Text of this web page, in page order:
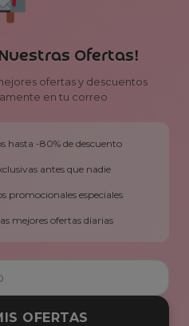
Ofertas!
ofertas y descuentos
en tu correo
hasta -80% de descuento
antes que nadie
promocionales especiales
mejores ofertas diarias
OFERTAS